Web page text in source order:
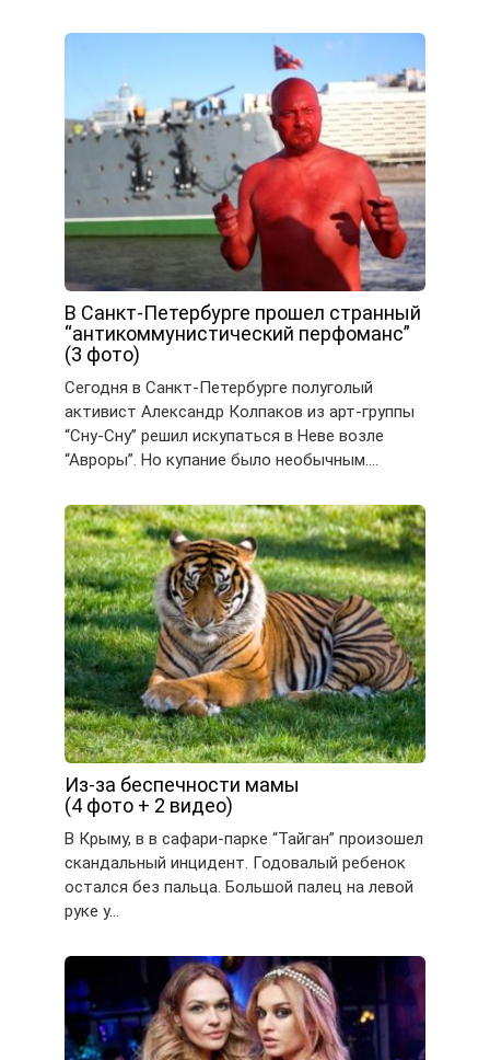
В Санкт-Петербурге прошел странный
“антикоммунистический перфоманс”
(3 фото)
Сегодня в Санкт-Петербурге полуголый
активист Александр Колпаков из арт-группы
“Сну-Сну” решил искупаться в Неве возле
“Авроры”. Но купание было необычным….
Из-за беспечности мамы
(4 фото + 2 видео)
В Крыму, в в сафари-парке “Тайган” произошел
скандальный инцидент. Годовалый ребенок
остался без пальца. Большой палец на левой
руке у…